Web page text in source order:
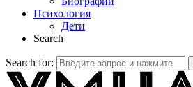
Психология
Дети
Search
Search for: